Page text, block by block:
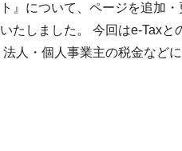
』について、ページを追加
たしました。 今回はe-Tax
人・個人事業主の税金など